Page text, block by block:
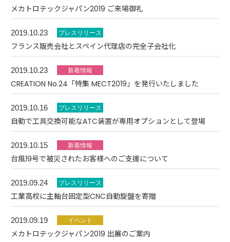
メカトロテックジャパン2019 ご来場御礼
2019.10.23
フランス販売会社とスペイン代理店の完全子会社化
2019.10.23
CREATION No.24「特集 MECT2019」を発行いたしました
2019.10.16
自動で工具交換可能なATC装置が専用オプションとして登場
2019.10.15
台風19号で被災されたお客様へのご支援について
2019.09.24
工業高校に主軸台固定型CNC自動旋盤を寄贈
2019.09.19
メカトロテックジャパン2019 出展のご案内